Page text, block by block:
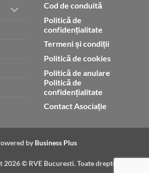
Cod de conduită
Politică de
confidențialitate
Termeni și condiții
Politică de cookies
Politică de anulare
Politică de
confidențialitate
Contact Asociație
by Business Plus
2026 © RVE Bucuresti. Toate drepturile